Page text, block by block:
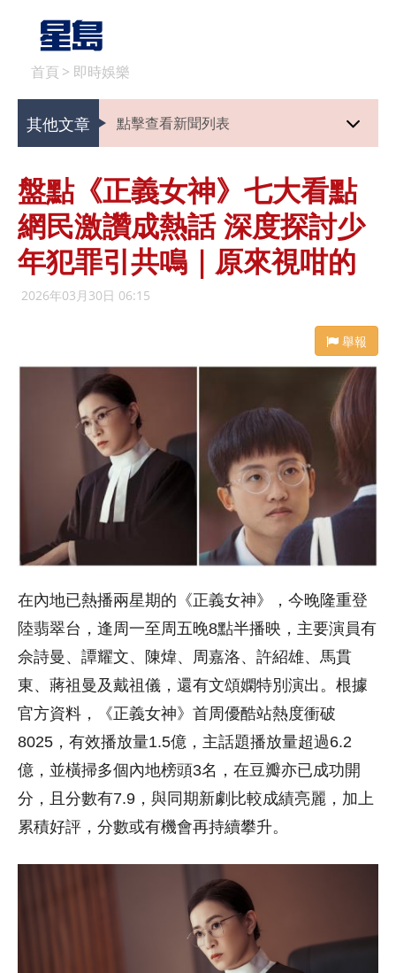
首頁 > 即時娛樂
其他文章 點擊查看新聞列表
盤點《正義女神》七大看點
網民激讚成熱話 深度探討少
年犯罪引共鳴｜原來視咁的
2026年03月30日 06:15
舉報
在內地已熱播兩星期的《正義女神》，今晚隆重登
陸翡翠台，逢周一至周五晚8點半播映，主要演員有
佘詩曼、譚耀文、陳煒、周嘉洛、許紹雄、馬貫
東、蔣祖曼及戴祖儀，還有文頌嫻特別演出。根據
官方資料，《正義女神》首周優酷站熱度衝破
8025，有效播放量1.5億，主話題播放量超過6.2
億，並橫掃多個內地榜頭3名，在豆瓣亦已成功開
分，且分數有7.9，與同期新劇比較成績亮麗，加上
累積好評，分數或有機會再持續攀升。